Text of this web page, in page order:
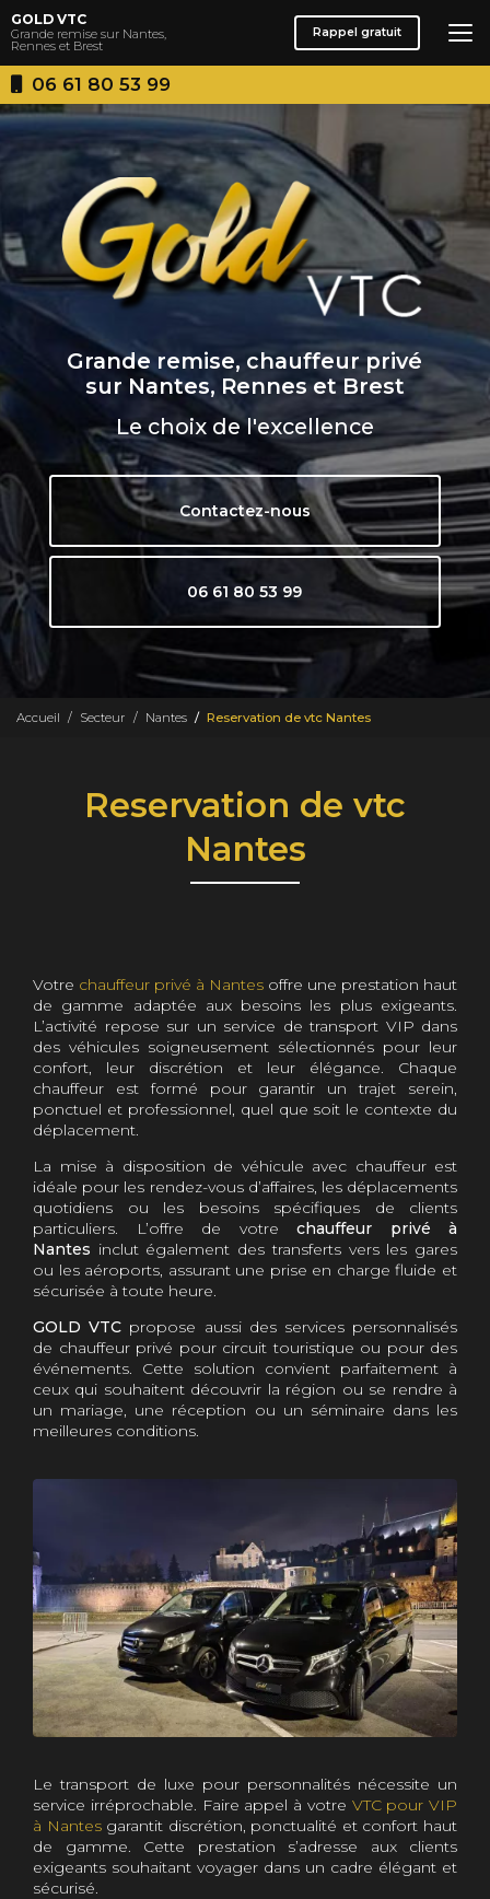
Aller
au
contenu
principal
06 61 80 53 99
GOLD VTC
Grande remise sur Nantes,
Rennes et Brest
Rappel gratuit
Grande remise, chauffeur privé
sur Nantes, Rennes et Brest
Le choix de l'excellence
Contactez-nous
06 61 80 53 99
Accueil Secteur Nantes Reservation de vtc Nantes
Reservation de vtc
Nantes
Votre chauffeur privé à Nantes offre une prestation haut
de gamme adaptée aux besoins les plus exigeants.
L’activité repose sur un service de transport VIP dans
des véhicules soigneusement sélectionnés pour leur
confort, leur discrétion et leur élégance. Chaque
chauffeur est formé pour garantir un trajet serein,
ponctuel et professionnel, quel que soit le contexte du
déplacement.
La mise à disposition de véhicule avec chauffeur est
idéale pour les rendez-vous d’affaires, les déplacements
quotidiens ou les besoins spécifiques de clients
particuliers. L’offre de votre chauffeur privé à
Nantes inclut également des transferts vers les gares
ou les aéroports, assurant une prise en charge fluide et
sécurisée à toute heure.
GOLD VTC propose aussi des services personnalisés
de chauffeur privé pour circuit touristique ou pour des
événements. Cette solution convient parfaitement à
ceux qui souhaitent découvrir la région ou se rendre à
un mariage, une réception ou un séminaire dans les
meilleures conditions.
Le transport de luxe pour personnalités nécessite un
service irréprochable. Faire appel à votre VTC pour VIP
à Nantesgarantit discrétion, ponctualité et confort haut
de gamme. Cette prestation s’adresse aux clients
exigeants souhaitant voyager dans un cadre élégant et
sécurisé.